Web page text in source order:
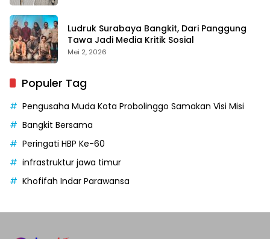
Ludruk Surabaya Bangkit, Dari Panggung
Tawa Jadi Media Kritik Sosial
Mei 2, 2026
Populer Tag
Pengusaha Muda Kota Probolinggo Samakan Visi Misi
Bangkit Bersama
Peringati HBP Ke-60
infrastruktur jawa timur
Khofifah Indar Parawansa